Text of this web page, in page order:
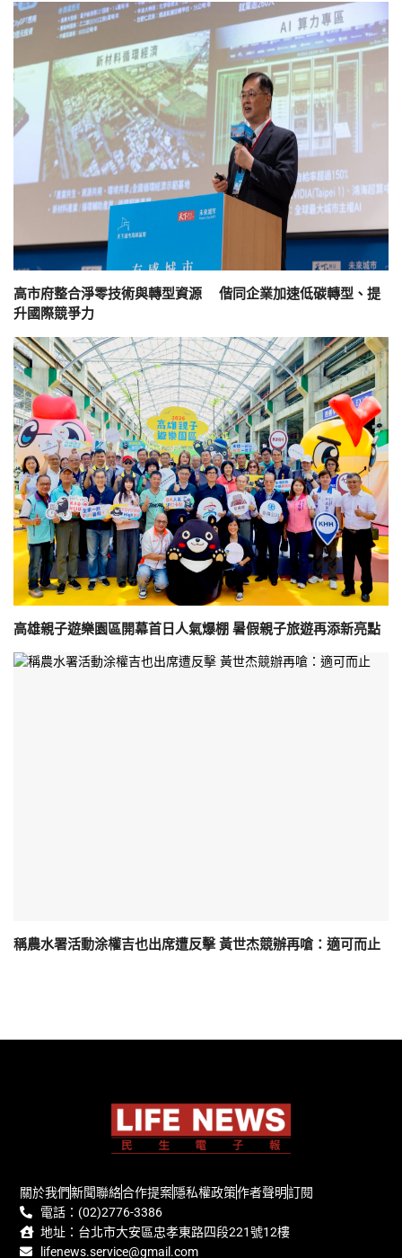
高市府整合淨零技術與轉型資源 偕同企業加速低碳轉型、提
升國際競爭力
高雄親子遊樂園區開幕首日人氣爆棚 暑假親子旅遊再添新亮點
稱農水署活動涂權吉也出席遭反擊 黃世杰競辦再嗆：適可而止
關於我們新聞聯絡合作提案隱私權政策作者聲明訂閱
電話：(02)2776-3386
地址：台北市大安區忠孝東路四段221號12樓
lifenews.service@gmail.com